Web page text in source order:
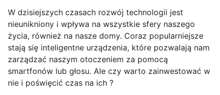
W dzisiejszych czasach rozwój technologii jest
nieunikniony i wpływa na wszystkie sfery naszego
życia, również na nasze domy. Coraz popularniejsze
stają się inteligentne urządzenia, które pozwalają nam
zarządzać naszym otoczeniem za pomocą
smartfonów lub głosu. Ale czy warto zainwestować w
nie i poświęcić czas na ich ?